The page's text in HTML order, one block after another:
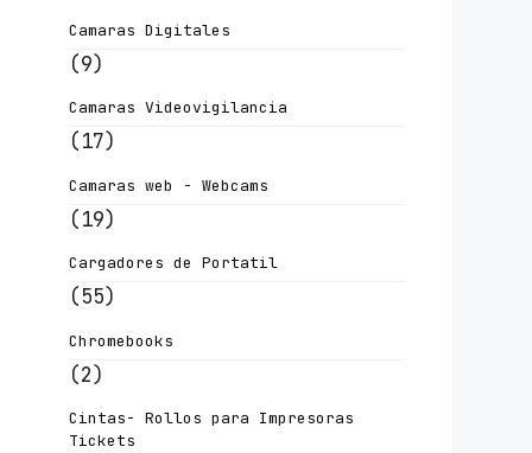
Camaras Digitales
(9)
Camaras Videovigilancia
(17)
Camaras web - Webcams
(19)
Cargadores de Portatil
(55)
Chromebooks
(2)
Cintas- Rollos para Impresoras
Tickets